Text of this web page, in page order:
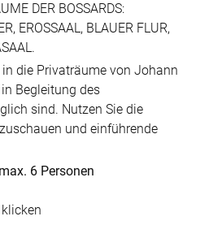
DER BOSSARDS:
EROSSAAL, BLAUER FLUR,
die Privaträume von Johann
Begleitung des
sind. Nutzen Sie die
und einführende
6 Personen